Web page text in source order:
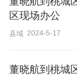
董晓航强调
市政道路、
品质，加快
区现场办公
县域 2024-5-17
董晓航到桃城